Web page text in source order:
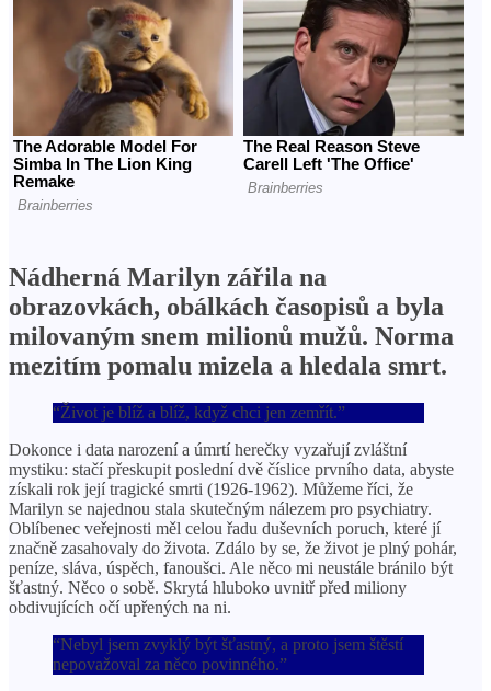
Nádherná Marilyn zářila na
obrazovkách, obálkách časopisů a byla
milovaným snem milionů mužů. Norma
mezitím pomalu mizela a hledala smrt.
“Život je blíž a blíž, když chci jen zemřít.”
Dokonce i data narození a úmrtí herečky vyzařují zvláštní
mystiku: stačí přeskupit poslední dvě číslice prvního data, abyste
získali rok její tragické smrti (1926-1962). Můžeme říci, že
Marilyn se najednou stala skutečným nálezem pro psychiatry.
Oblíbenec veřejnosti měl celou řadu duševních poruch, které jí
značně zasahovaly do života. Zdálo by se, že život je plný pohár,
peníze, sláva, úspěch, fanoušci. Ale něco mi neustále bránilo být
šťastný. Něco o sobě. Skrytá hluboko uvnitř před miliony
obdivujících očí upřených na ni.
“Nebyl jsem zvyklý být šťastný, a proto jsem štěstí
nepovažoval za něco povinného.”